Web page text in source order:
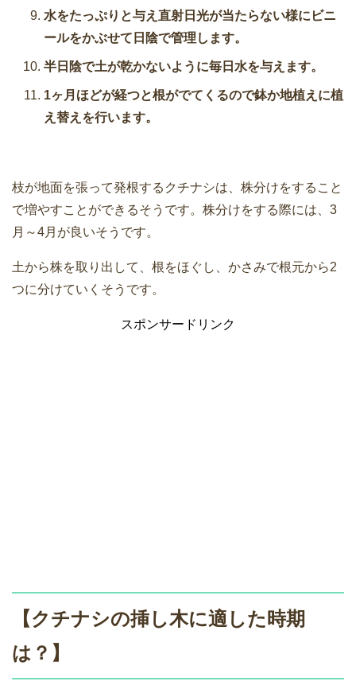
水をたっぷりと与え直射日光が当たらない様にビニ
ールをかぶせて日陰で管理します。
半日陰で土が乾かないように毎日水を与えます。
1ヶ月ほどが経つと根がでてくるので鉢か地植えに植
え替えを行います。
枝が地面を張って発根するクチナシは、株分けをすること
で増やすことができるそうです。株分けをする際には、3
月～4月が良いそうです。
土から株を取り出して、根をほぐし、かさみで根元から2
つに分けていくそうです。
スポンサードリンク
【クチナシの挿し木に適した時期
は？】